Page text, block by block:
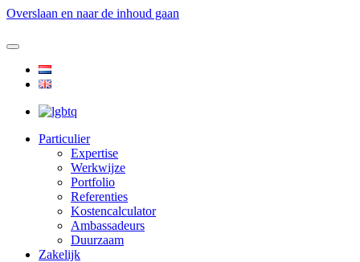
Overslaan en naar de inhoud gaan
Particulier
Expertise
Werkwijze
Portfolio
Referenties
Kostencalculator
Ambassadeurs
Duurzaam
Zakelijk